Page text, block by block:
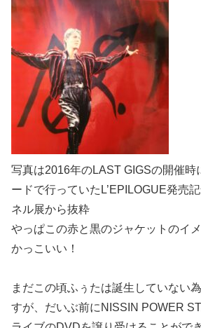
写真は2016年のLAST GIGSの開催時
ードで行っていたL’EPILOGUE発売
ネル展から抜粋
やっぱこの赤と黒のジャケットのイ
かっこいい！
まだこの頃ふぅたは誕生していない
すが、だいぶ前にNISSIN POWER